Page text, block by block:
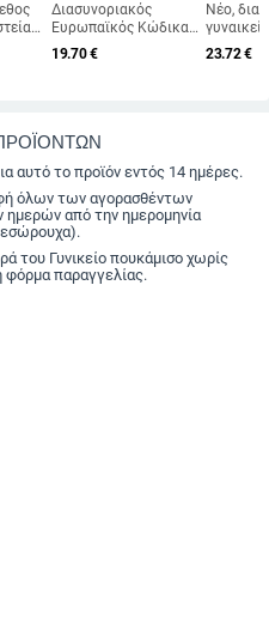
Διασυνοριακός
Ευρωπαϊκός Κώδικας
Ανεξάρτητος Σταθμός
SHEIN Relaxiva Plus
19.70€
Νέο,
με
23.72€
αυτό το προϊόν εντός 14 ημέρες.
όλων των αγορασθέντων
από την ημερομηνία
εσώρουχα).
του Γυνικείο πουκάμισο χωρίς
παραγγελίας.